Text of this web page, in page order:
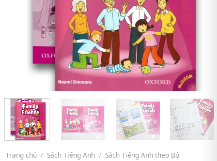
Trang chủ / Sách Tiếng Anh / Sách Tiếng Anh theo Bộ